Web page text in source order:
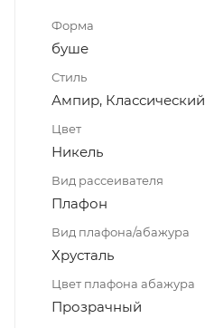
Форма
буше
Стиль
Ампир, Классический
Цвет
Никель
Вид рассеивателя
Плафон
Вид плафона/абажура
Хрусталь
Цвет плафона абажура
Прозрачный